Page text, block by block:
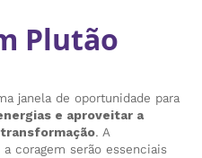
Plutão
janela de oportunidade para
e aproveitar a
. A
coragem serão essenciais